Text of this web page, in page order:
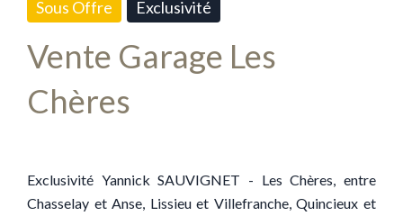
Sous Offre Exclusivité
Vente Garage Les
Chères
Exclusivité Yannick SAUVIGNET - Les Chères, entre
Chasselay et Anse, Lissieu et Villefranche, Quincieux et